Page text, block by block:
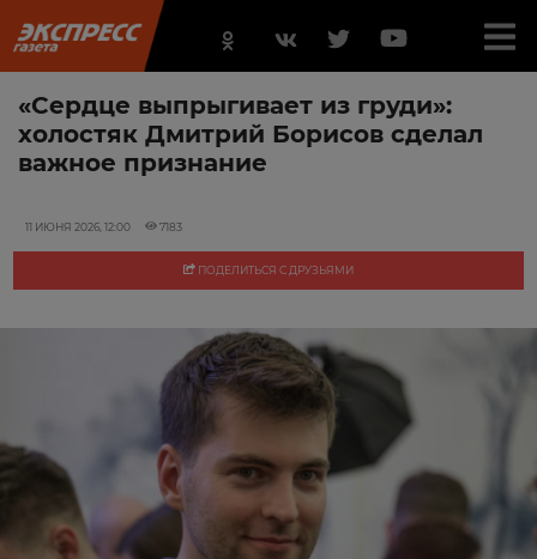
«Сердце выпрыгивает из груди»:
холостяк Дмитрий Борисов сделал
важное признание
11 ИЮНЯ 2026, 12:00 7183
ПОДЕЛИТЬСЯ С ДРУЗЬЯМИ